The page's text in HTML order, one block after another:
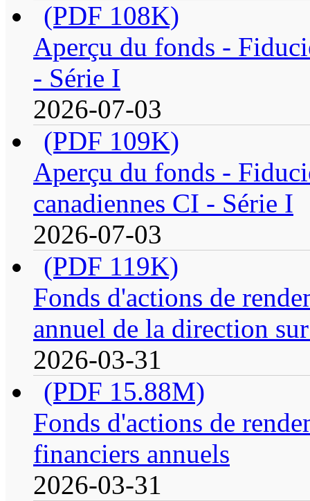
(PDF 108K)
Aperçu du fonds -
- Série I
2026-07-03
(PDF 109K)
Aperçu du fonds -
canadiennes CI - Série I
2026-07-03
(PDF 119K)
Fonds d'actions de
annuel de la direction
2026-03-31
(PDF 15.88M)
Fonds d'actions de
financiers annuels
2026-03-31